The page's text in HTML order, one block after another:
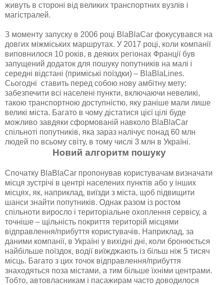
живуть в стороні від великих транспортних вузлів і
магістралей.
З моменту запуску в 2006 році BlaBlaCar фокусувався на
довгих міжміських маршрутах. У 2017 році, коли компанії
виповнилося 10 років, в деяких регіонах Франції був
запущений додаток для пошуку попутників на малі і
середні відстані (приміські поїздки) – BlaBlaLines.
Сьогодні ставить перед собою нову амбітну мету:
забезпечити всі населені пункти, включаючи невеликі,
такою транспортною доступністю, яку раніше мали лише
великі міста. Багато в чому дістатися цієї цілі буде
можливо завдяки сформованій навколо BlaBlaCar
спільноті попутників, яка зараз налічує понад 60 млн
людей по всьому світу, в тому числі 3 млн в Україні.
Новий алгоритм пошуку
Спочатку BlaBlaCar пропонував користувачам визначати
місця зустрічі в центрі населених пунктів або у інших
місцях, як, наприклад, виїзди з міста, щоб підвищити
шанси знайти попутників. Однак разом із ростом
спільноти виросло і територіальне охоплення сервісу, а
точніше – щільність покриття територій місцями
відправлення/прибуття користувачів. Наприклад, за
даними компанії, в Україні у вихідні дні, коли бронюється
найбільше поїздок, водії виїжджають із більш ніж 5 тисяч
місць. Багато з цих точок відправлення/прибуття
знаходяться поза містами, а тим більше їхніми центрами.
Тобто, автовласникам і пасажирам часто доводилося